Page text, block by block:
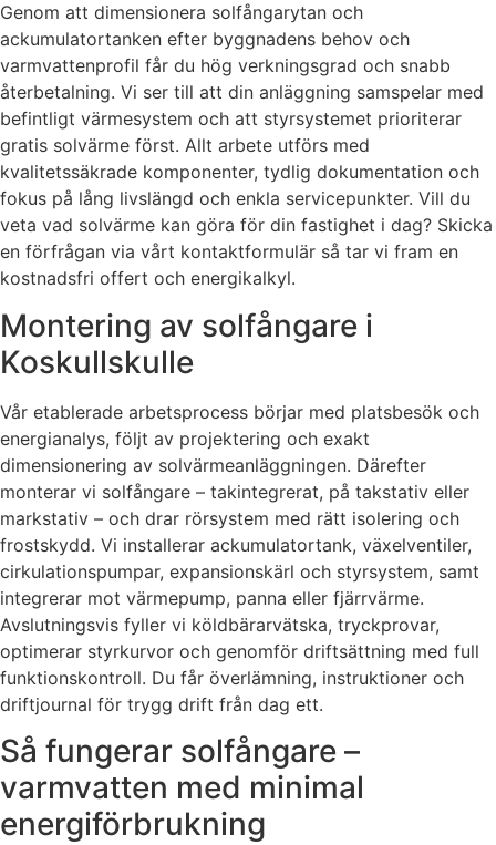
Genom att dimensionera solfångarytan och
ackumulatortanken efter byggnadens behov och
varmvattenprofil får du hög verkningsgrad och snabb
återbetalning. Vi ser till att din anläggning samspelar med
befintligt värmesystem och att styrsystemet prioriterar
gratis solvärme först. Allt arbete utförs med
kvalitetssäkrade komponenter, tydlig dokumentation och
fokus på lång livslängd och enkla servicepunkter. Vill du
veta vad solvärme kan göra för din fastighet i dag? Skicka
en förfrågan via vårt kontaktformulär så tar vi fram en
kostnadsfri offert och energikalkyl.
Montering av solfångare i
Koskullskulle
Vår etablerade arbetsprocess börjar med platsbesök och
energianalys, följt av projektering och exakt
dimensionering av solvärmeanläggningen. Därefter
monterar vi solfångare – takintegrerat, på takstativ eller
markstativ – och drar rörsystem med rätt isolering och
frostskydd. Vi installerar ackumulatortank, växelventiler,
cirkulationspumpar, expansionskärl och styrsystem, samt
integrerar mot värmepump, panna eller fjärrvärme.
Avslutningsvis fyller vi köldbärarvätska, tryckprovar,
optimerar styrkurvor och genomför driftsättning med full
funktionskontroll. Du får överlämning, instruktioner och
driftjournal för trygg drift från dag ett.
Så fungerar solfångare –
varmvatten med minimal
energiförbrukning